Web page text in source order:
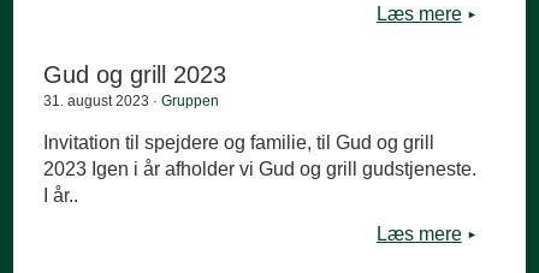
Læs mere
Gud og grill 2023
31. august 2023 ·Gruppen
Invitation til spejdere og familie, til Gud og grill
2023 Igen i år afholder vi Gud og grill gudstjeneste.
I år..
Læs mere